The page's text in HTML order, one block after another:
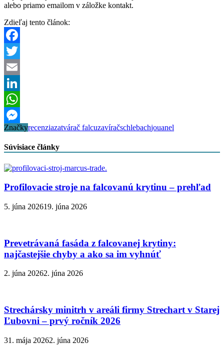
alebo priamo emailom v záložke kontakt.
Zdieľaj tento článok:
Facebook
Twitter
Email
LinkedIn
WhatsApp
Messenger
Značkyrecenziazatvárač falcuzavíračschlebachjouanel
Súvisiace články
Profilovacie stroje na falcovanú krytinu – prehľad
5. júna 202619. júna 2026
Prevetrávaná fasáda z falcovanej krytiny:
najčastejšie chyby a ako sa im vyhnúť
2. júna 20262. júna 2026
Strechársky minitrh v areáli firmy Strechart v Starej
Ľubovni – prvý ročník 2026
31. mája 20262. júna 2026